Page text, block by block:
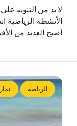
لا بد من التنويه
الأنشطة الرياضية
أصبح العديد من
الرياضة